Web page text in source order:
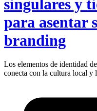
singulares y
para asentar
branding
Los elementos de identidad
conecta con la cultura local y